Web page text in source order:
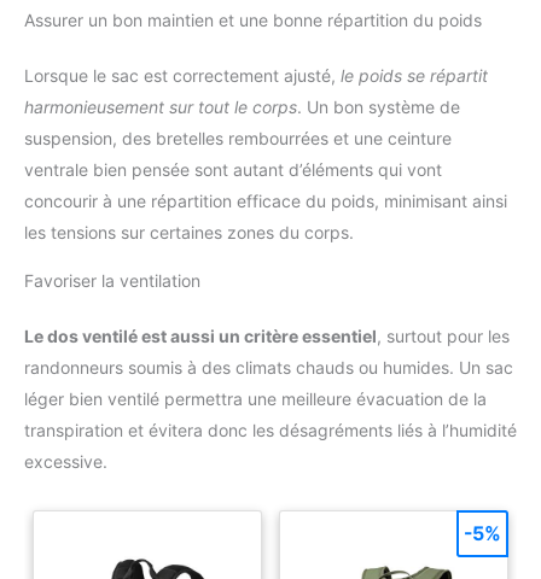
Assurer un bon maintien et une bonne répartition du poids
Lorsque le sac est correctement ajusté, le poids se répartit
harmonieusement sur tout le corps. Un bon système de
suspension, des bretelles rembourrées et une ceinture
ventrale bien pensée sont autant d’éléments qui vont
concourir à une répartition efficace du poids, minimisant ainsi
les tensions sur certaines zones du corps.
Favoriser la ventilation
Le dos ventilé est aussi un critère essentiel, surtout pour les
randonneurs soumis à des climats chauds ou humides. Un sac
léger bien ventilé permettra une meilleure évacuation de la
transpiration et évitera donc les désagréments liés à l’humidité
excessive.
-5%